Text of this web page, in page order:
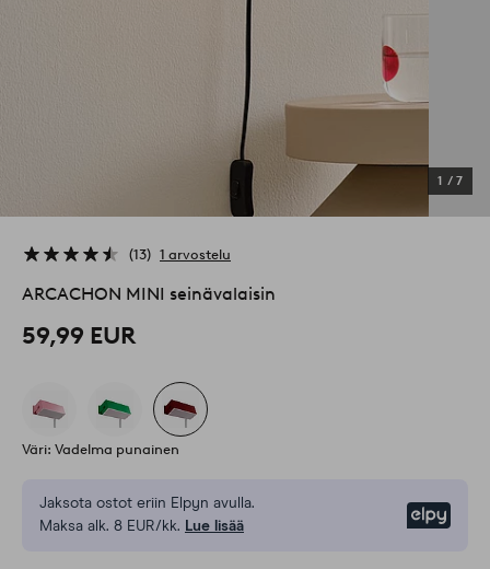
1 / 7
13 1 arvostelu
ARCACHON MINI seinävalaisin
59,99 EUR
Väri: Vadelma punainen
Jaksota ostot eriin Elpyn avulla.
Maksa alk. 8 EUR/kk. Lue lisää